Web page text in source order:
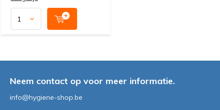
Neem contact op voor meer informatie.
info@hygiene-shop.be